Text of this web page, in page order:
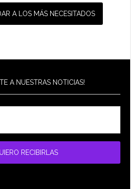
A LOS MÁS NECESITADOS
A NUESTRAS NOTICIAS!